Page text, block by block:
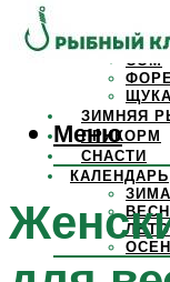
СОМ
ЩУКА
ЗИМНЯЯ
ПРИКОРМ
СНАСТИ
КАЛЕНДАРЬ
ЗИМА
ЛЕТО
Меню